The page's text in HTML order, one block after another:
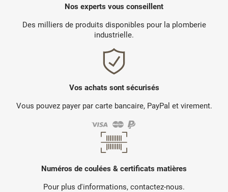
Nos experts vous conseillent
Des milliers de produits disponibles pour la plomberie
industrielle.
Vos achats sont sécurisés
Vous pouvez payer par carte bancaire, PayPal et virement.
Numéros de coulées & certificats matières
Pour plus d'informations, contactez-nous.